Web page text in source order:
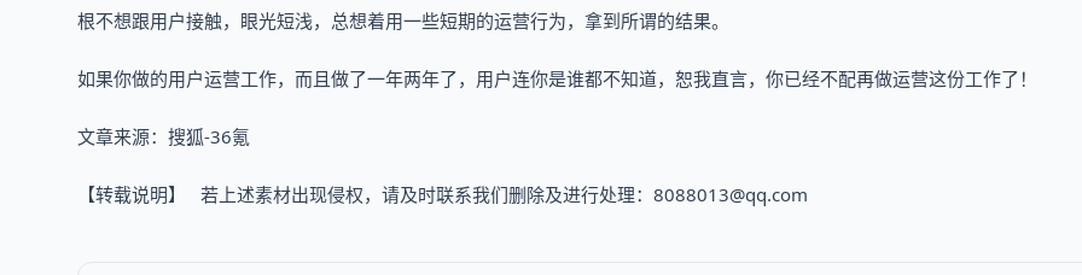
根不想跟用户接触，眼光短浅，总想着用一些短期的运营行为，拿到所谓的结果。
如果你做的用户运营工作，而且做了一年两年了，用户连你是谁都不知道，恕我直言，你已经不配再做运营这份工作了！
文章来源：搜狐-36氪
【转载说明】 若上述素材出现侵权，请及时联系我们删除及进行处理：8088013@qq.com